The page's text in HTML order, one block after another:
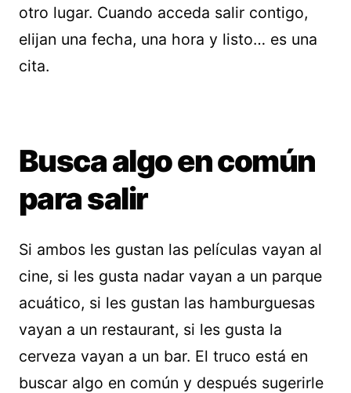
otro lugar. Cuando acceda salir contigo,
elijan una fecha, una hora y listo… es una
cita.
Busca algo en común
para salir
Si ambos les gustan las películas vayan al
cine, si les gusta nadar vayan a un parque
acuático, si les gustan las hamburguesas
vayan a un restaurant, si les gusta la
cerveza vayan a un bar. El truco está en
buscar algo en común y después sugerirle